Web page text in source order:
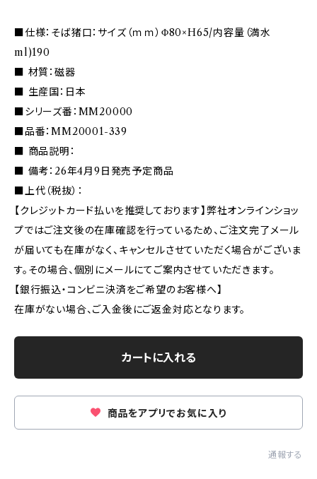
■仕様：そば猪口：サイズ（ｍｍ）Φ80×H65/内容量（満水
ml)190
■ 材質：磁器
■ 生産国：日本
■シリーズ番：MM20000
■品番：MM20001-339
■ 商品説明：
■ 備考：26年4月9日発売予定商品
■上代（税抜）：
【クレジットカード払いを推奨しております】弊社オンラインショッ
プではご注文後の在庫確認を行っているため、ご注文完了メール
が届いても在庫がなく、キャンセルさせていただく場合がございま
す。その場合、個別にメールにてご案内させていただきます。
【銀行振込・コンビニ決済をご希望のお客様へ】
在庫がない場合、ご入金後にご返金対応となります。
カートに入れる
商品をアプリでお気に入り
通報する